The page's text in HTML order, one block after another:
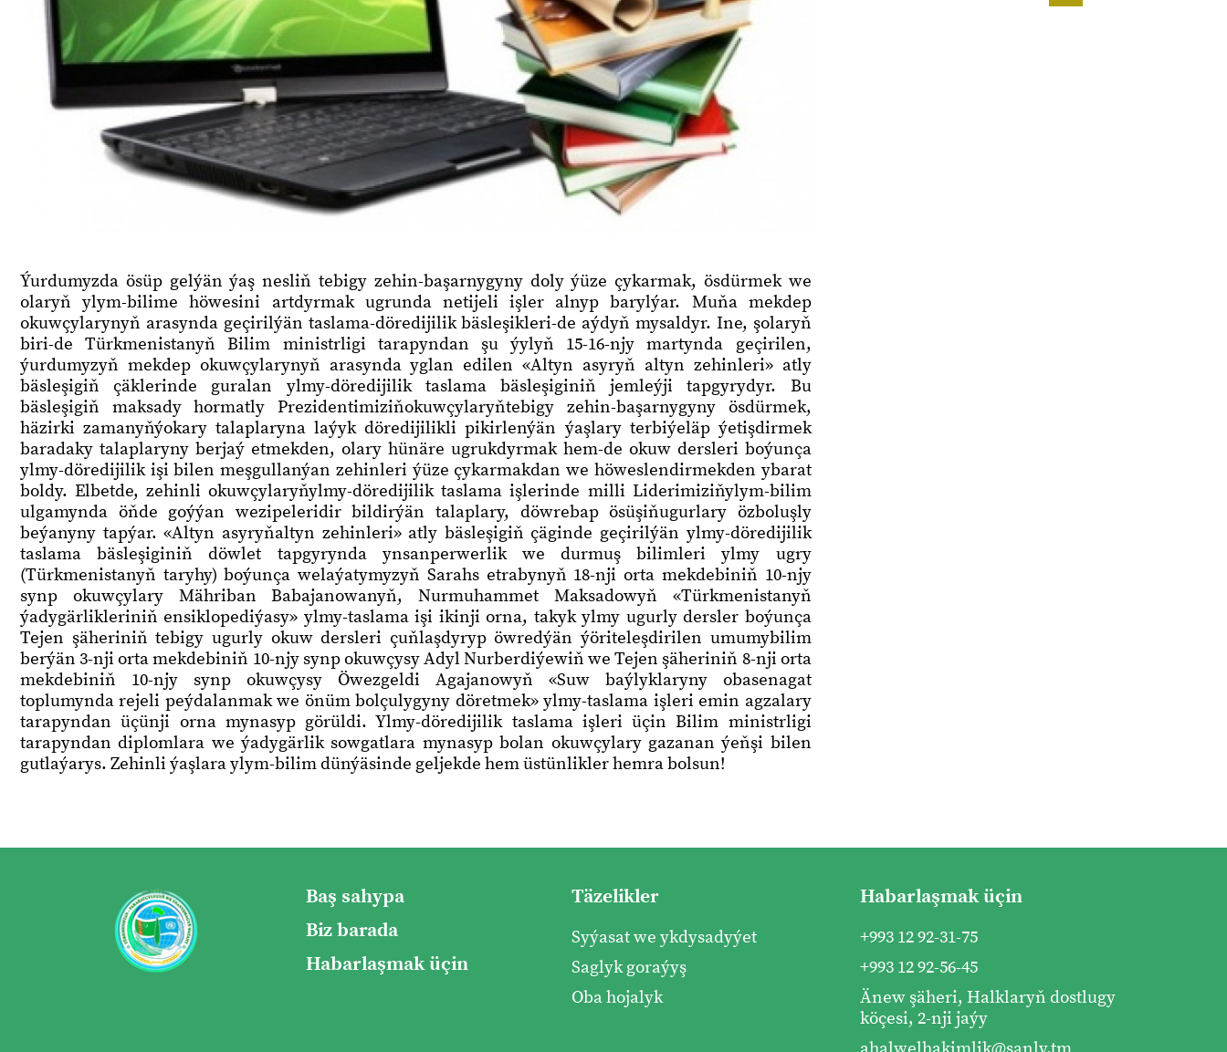
Ýurdumyzda ösüp gelýän ýaş nesliň tebigy zehin-başarnygyny doly ýüze çykarmak, ösdürmek we
olaryň ylym-bilime höwesini artdyrmak ugrunda netijeli işler alnyp barylýar. Muňa mekdep
okuwçylarynyň arasynda geçirilýän taslama-döredijilik bäsleşikleri-de aýdyň mysaldyr. Ine, şolaryň
biri-de Türkmenistanyň Bilim ministrligi tarapyndan şu ýylyň 15-16-njy martynda geçirilen,
ýurdumyzyň mekdep okuwçylarynyň arasynda yglan edilen «Altyn asyryň altyn zehinleri» atly
bäsleşigiň çäklerinde guralan ylmy-döredijilik taslama bäsleşiginiň jemleýji tapgyrydyr. Bu
bäsleşigiň maksady hormatly Prezidentimiziňokuwçylaryňtebigy zehin-başarnygyny ösdürmek,
häzirki zamanyňýokary talaplaryna laýyk döredijilikli pikirlenýän ýaşlary terbiýeläp ýetişdirmek
baradaky talaplaryny berjaý etmekden, olary hünäre ugrukdyrmak hem-de okuw dersleri boýunça
ylmy-döredijilik işi bilen meşgullanýan zehinleri ýüze çykarmakdan we höweslendirmekden ybarat
boldy. Elbetde, zehinli okuwçylaryňylmy-döredijilik taslama işlerinde milli Liderimiziňylym-bilim
ulgamynda öňde goýýan wezipeleridir bildirýän talaplary, döwrebap ösüşiňugurlary özboluşly
beýanyny tapýar. «Altyn asyryňaltyn zehinleri» atly bäsleşigiň çäginde geçirilýän ylmy-döredijilik
taslama bäsleşiginiň döwlet tapgyrynda ynsanperwerlik we durmuş bilimleri ylmy ugry
(Türkmenistanyň taryhy) boýunça welaýatymyzyň Sarahs etrabynyň 18-nji orta mekdebiniň 10-njy
synp okuwçylary Mähriban Babajanowanyň, Nurmuhammet Maksadowyň «Türkmenistanyň
ýadygärlikleriniň ensiklopediýasy» ylmy-taslama işi ikinji orna, takyk ylmy ugurly dersler boýunça
Tejen şäheriniň tebigy ugurly okuw dersleri çuňlaşdyryp öwredýän ýöriteleşdirilen umumybilim
berýän 3-nji orta mekdebiniň 10-njy synp okuwçysy Adyl Nurberdiýewiň we Tejen şäheriniň 8-nji orta
mekdebiniň 10-njy synp okuwçysy Öwezgeldi Agajanowyň «Suw baýlyklaryny obasenagat
toplumynda rejeli peýdalanmak we önüm bolçulygyny döretmek» ylmy-taslama işleri emin agzalary
tarapyndan üçünji orna mynasyp görüldi. Ylmy-döredijilik taslama işleri üçin Bilim ministrligi
tarapyndan diplomlara we ýadygärlik sowgatlara mynasyp bolan okuwçylary gazanan ýeňşi bilen
gutlaýarys. Zehinli ýaşlara ylym-bilim dünýäsinde geljekde hem üstünlikler hemra bolsun!
Baş sahypa
Biz barada
Habarlaşmak üçin
Täzelikler
Syýasat we ykdysadyýet
Saglyk goraýyş
Oba hojalyk
Habarlaşmak üçin
+993 12 92-31-75
+993 12 92-56-45
Änew şäheri, Halklaryň dostlugy
köçesi, 2-nji jaýy